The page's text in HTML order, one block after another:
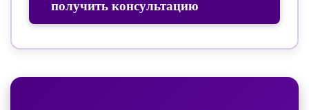
получить консультацию